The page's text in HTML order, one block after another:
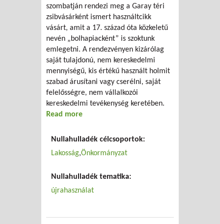
szombatján rendezi meg a Garay téri
zsibvásárként ismert használtcikk
vásárt, amit a 17. század óta közkeletű
nevén „bolhapiacként” is szoktunk
emlegetni. A rendezvényen kizárólag
saját tulajdonú, nem kereskedelmi
mennyiségű, kis értékű használt holmit
szabad árusítani vagy cserélni, saját
felelősségre, nem vállalkozói
kereskedelmi tevékenység keretében.
Read more
Nullahulladék célcsoportok:
Lakosság Önkormányzat
Nullahulladék tematika:
újrahasználat